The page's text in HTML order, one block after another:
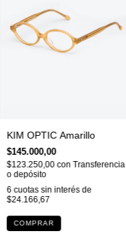
KIM OPTIC Amarillo
$145.000,00
$123.250,00con Transferencia
o depósito
6 cuotas sin interés de
$24.166,67